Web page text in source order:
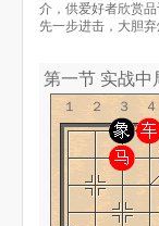
介，供爱好者欣赏
先一步进击，大胆弃
第一节 实战中
１２３